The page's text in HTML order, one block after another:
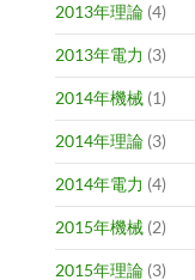
2013年理論 (4)
2013年電力 (3)
2014年機械 (1)
2014年理論 (3)
2014年電力 (4)
2015年機械 (2)
2015年理論 (3)